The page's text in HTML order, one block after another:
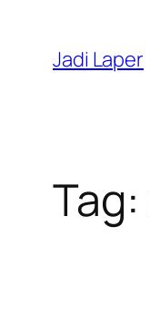
content
Jadi Laper
Tag: